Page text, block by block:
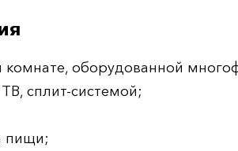
комнате, оборудованной
сплит-системой;
пищи;